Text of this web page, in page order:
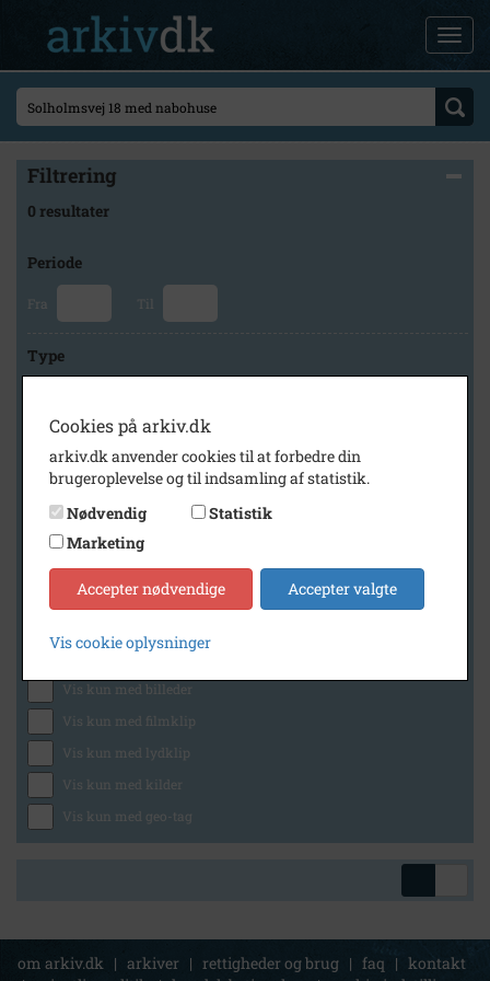
Filtrering
0 resultater
Periode
Fra Til
Type
Arkiv
Svinninge Lokalhistoriske Arkiv
Generelt
Vis kun med billeder
Vis kun med filmklip
Vis kun med lydklip
Vis kun med kilder
Vis kun med geo-tag
om arkiv.dk | arkiver | rettigheder og brug | faq | kontakt
Cookies på arkiv.dk
arkiv.dk anvender cookies til at forbedre din
brugeroplevelse og til indsamling af statistik.
Nødvendig
Statistik
Marketing
Accepter nødvendige Accepter valgte
Vis cookie oplysninger